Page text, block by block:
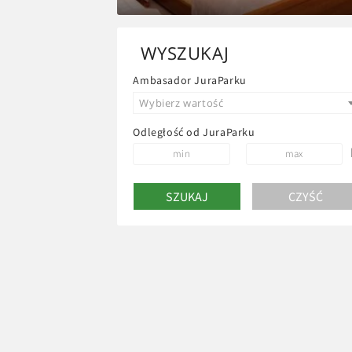
WYSZUKAJ
Ambasador JuraParku
Wybierz wartość
Odległość od JuraParku